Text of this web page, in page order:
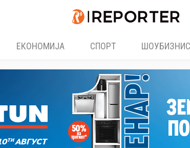
ЕКОНОМИЈА СПОРТ ШОУБИЗНИС